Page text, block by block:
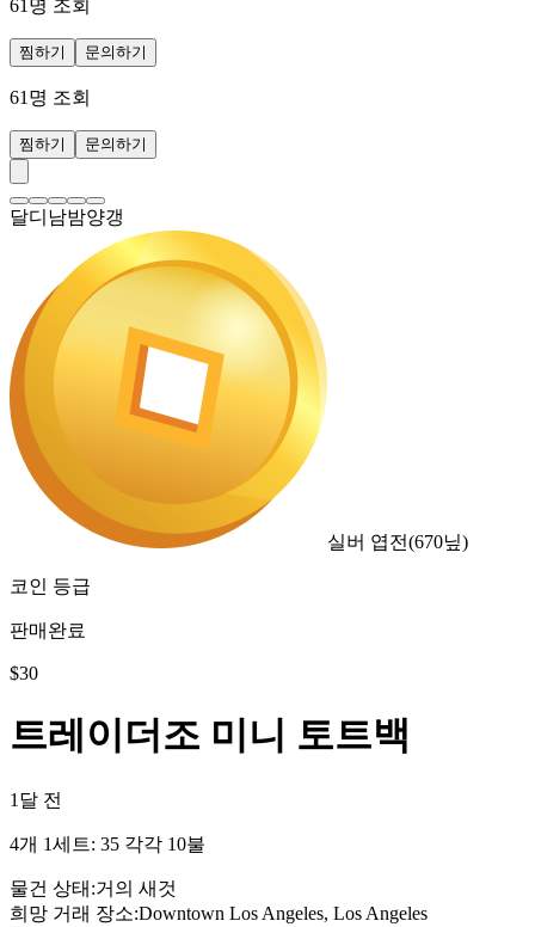
61 명 조회
찜하기 문의하기
61 명 조회
찜하기 문의하기
달디남밤양갱
실버 엽전(670닢)
코인 등급
판매완료
$30
트레이더조 미니 토트백
1달 전
4개 1세트: 35 각각 10불
물건 상태 :거의 새것
희망 거래 장소:Downtown Los Angeles, Los Angeles